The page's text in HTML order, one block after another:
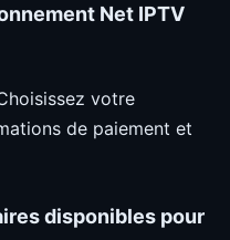
Net IPTV
votre
de paiement et
disponibles pour